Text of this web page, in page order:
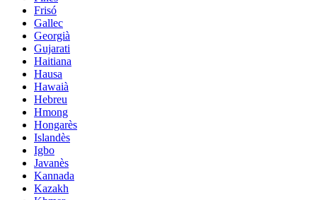
Frisó
Gallec
Georgià
Gujarati
Haitiana
Hausa
Hawaià
Hebreu
Hmong
Hongarès
Islandès
Igbo
Javanès
Kannada
Kazakh